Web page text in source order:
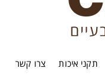
תקני איכות צרו קשר